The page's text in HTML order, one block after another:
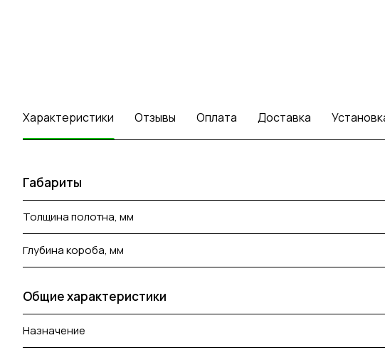
Характеристики Отзывы Оплата Доставка
Габариты
Толщина полотна, мм
Глубина короба, мм
Общие характеристики
Назначение